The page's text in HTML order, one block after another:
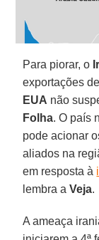
Para piorar, o
exportações
EUA não
Folha. O país
pode acionar
aliados na
em resposta à
lembra aVeja.
A ameaça